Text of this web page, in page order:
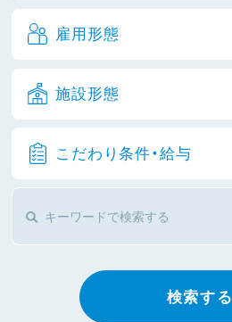
雇用形態
施設形態
こだわり条件・給与
検索する